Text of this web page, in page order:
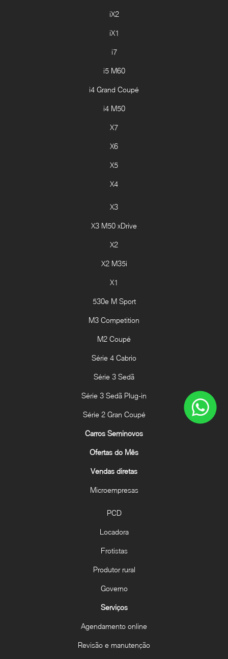
iX2
iX1
i7
i5 M60
i4 Grand Coupé
i4 M50
X7
X6
X5
X4
X3
X3 M50 xDrive
X2
X2 M35i
X1
530e M Sport
M3 Competition
M2 Coupé
Série 4 Cabrio
Série 3 Sedã
Série 3 Sedã Plug-in
Série 2 Gran Coupé
Carros Seminovos
Ofertas do Mês
Vendas diretas
Microempresas
PCD
Locadora
Frotistas
Produtor rural
Governo
Serviços
Agendamento online
Revisão e manutenção